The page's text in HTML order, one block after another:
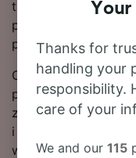
taryfy. Skorzystaj z
podróży, aby
pociągiem relacji
Czytaj dalej, aby
podróży pociągiem
zadawane pytania,
i ostatni kurs oraz
wyszukiwania
Your
Thanks for
handling your
responsibility.
care of your
We and our115